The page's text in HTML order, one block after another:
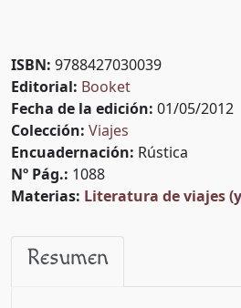
ISBN: 9788427030039
Editorial: Booket
Fecha de la edición: 01/05/2012
Colección: Viajes
Encuadernación: Rústica
Nº Pág.: 1088
Materias: Literatura de viajes
Resumen